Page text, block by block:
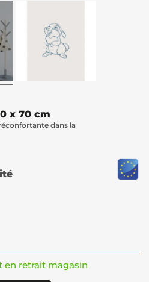
x 70 cm
dans la
en retrait magasin